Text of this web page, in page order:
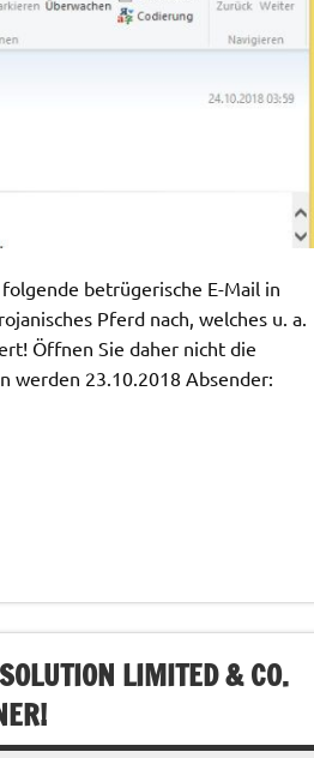
betrügerische E-Mail in
Pferd nach, welches u. a.
Öffnen Sie daher nicht die
werden 23.10.2018 Absender:
LIMITED & CO.